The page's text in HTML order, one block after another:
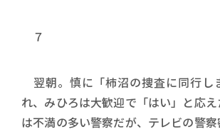
７
翌朝。慎に「柿沼の捜査に同行し
れ、みひろは大歓迎で「はい」と応
は不満の多い警察だが、テレビの警